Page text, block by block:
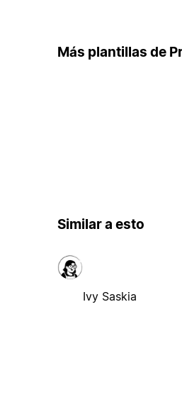
Más plantillas de
Similar a esto
Ivy Saskia